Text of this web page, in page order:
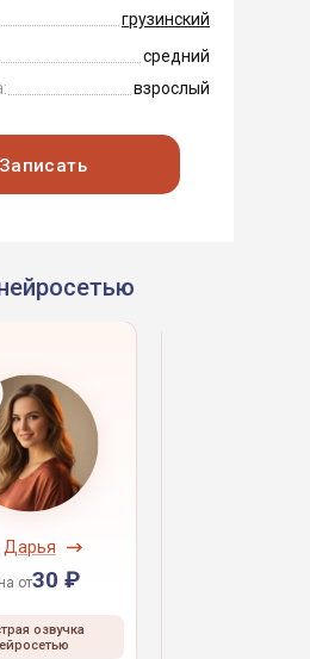
грузинский
средний
взрослый
Записать
Дарья
от30 ₽
озвучка